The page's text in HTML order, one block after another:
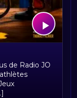
sur la
2028
de Radio JO